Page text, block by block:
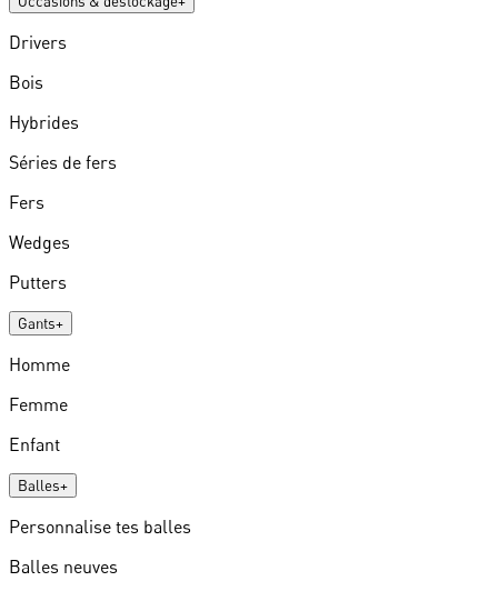
Drivers
Bois
Hybrides
Séries de fers
Fers
Wedges
Putters
Gants+
Homme
Femme
Enfant
Balles+
Personnalise tes balles
Balles neuves